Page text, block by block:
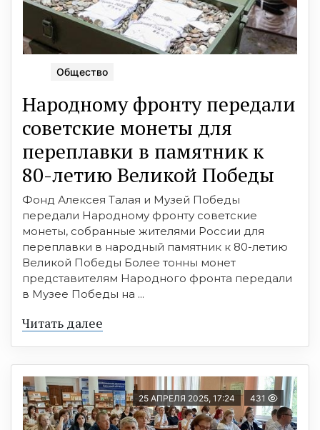
Общество
Народному фронту передали
советские монеты для
переплавки в памятник к
80-летию Великой Победы
Фонд Алексея Талая и Музей Победы
передали Народному фронту советские
монеты, собранные жителями России для
переплавки в народный памятник к 80-летию
Великой Победы Более тонны монет
представителям Народного фронта передали
в Музее Победы на ...
Читать далее
25 АПРЕЛЯ 2025, 17:24 431